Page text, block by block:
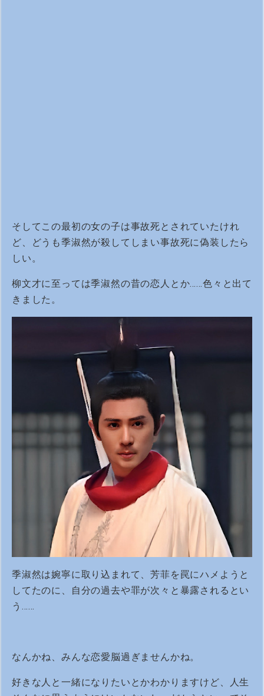
そしてこの最初の女の子は事故死とされていたけれ
ど、どうも季淑然が殺してしまい事故死に偽装したら
しい。
柳文才に至っては季淑然の昔の恋人とか……色々と出て
きました。
季淑然は婉寧に取り込まれて、芳菲を罠にハメようと
してたのに、自分の過去や罪が次々と暴露されるとい
う……
なんかね、みんな恋愛脳過ぎませんかね。
好きな人と一緒になりたいとかわかりますけど、人生